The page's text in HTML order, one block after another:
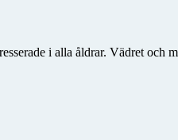
i alla åldrar. Vädret och